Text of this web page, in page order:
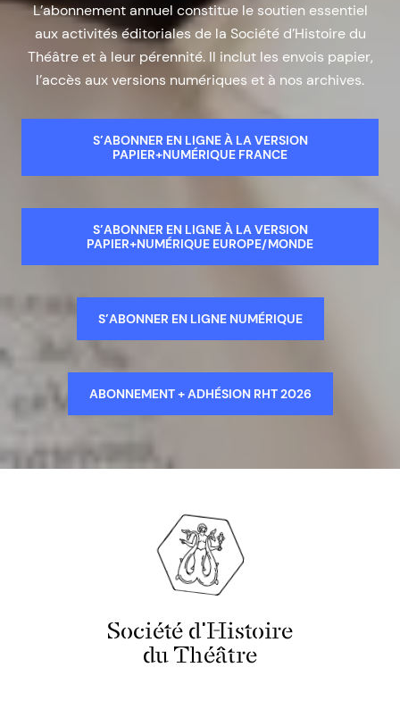
L’abonnement annuel constitue le soutien essentiel
aux activités éditoriales de la Société d’Histoire du
Théâtre et à leur pérennité. Il inclut les envois papier,
l’accès aux versions numériques et à nos archives.
S’ABONNER EN LIGNE À LA VERSION
PAPIER+NUMÉRIQUE FRANCE
S’ABONNER EN LIGNE À LA VERSION
PAPIER+NUMÉRIQUE EUROPE/MONDE
S’ABONNER EN LIGNE NUMÉRIQUE
ABONNEMENT + ADHÉSION RHT 2026
Société d'Histoire
du Théâtre